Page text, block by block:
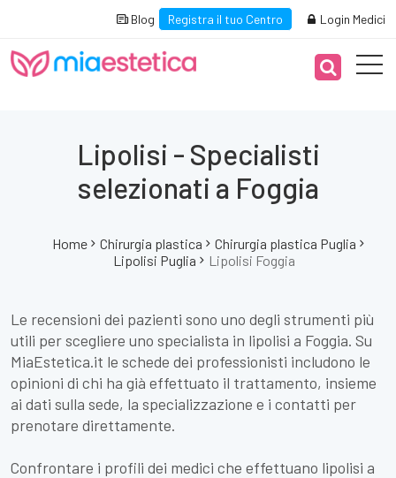
Blog Registra il tuo Centro Login Medici
Lipolisi - Specialisti
selezionati a Foggia
Home Chirurgia plastica
Chirurgia plastica Puglia
Lipolisi Puglia
Lipolisi Foggia
Le recensioni dei pazienti sono uno degli strumenti più
utili per scegliere uno specialista in lipolisi a Foggia. Su
MiaEstetica.it le schede dei professionisti includono le
opinioni di chi ha già effettuato il trattamento, insieme
ai dati sulla sede, la specializzazione e i contatti per
prenotare direttamente.
Confrontare i profili dei medici che effettuano lipolisi a